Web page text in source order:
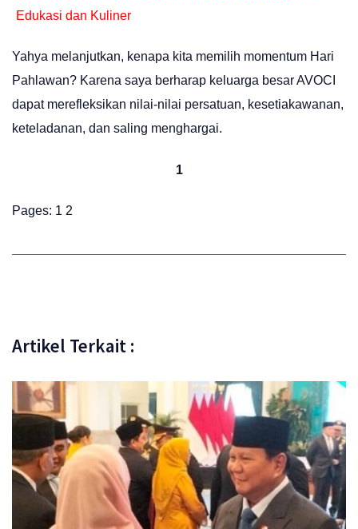
Edukasi dan Kuliner
Yahya melanjutkan, kenapa kita memilih momentum Hari
Pahlawan? Karena saya berharap keluarga besar AVOCI
dapat merefleksikan nilai-nilai persatuan, kesetiakawanan,
keteladanan, dan saling menghargai.
1
Pages: 1 2
Artikel Terkait :